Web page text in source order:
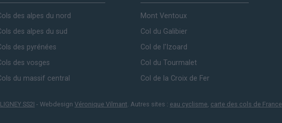
des alpes du nord
des alpes du sud
des pyrénées
des vosges
du massif central
Mont Ventoux
Col du Galibier
Col de l'Izoard
Col du Tourmalet
Col de la Croix de Fer
LIGNEY SS2I - Webdesign Véronique Vilmant . Autres sites : eau cyclisme carte des cols de France